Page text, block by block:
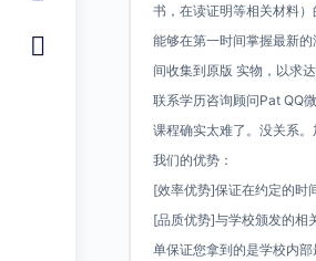
书，在读证明等相关材料）
能够在第一时间掌握最新
间收集到原版 实物，以求达
联系学历咨询顾问Pat QQ
课程确实太难了。没关系
我们的优势：
[效率优势]保证在约定的时
[品质优势]与学校颁发的相
单保证您拿到的是学校内部